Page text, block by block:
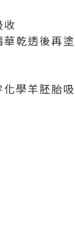
收
乾透後再
學羊胚胎